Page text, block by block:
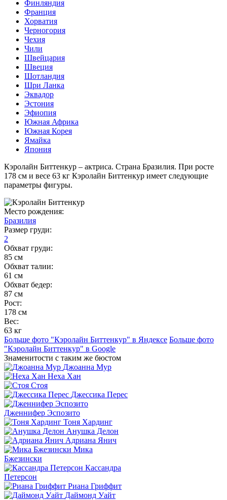
Финляндия
Франция
Хорватия
Черногория
Чехия
Чили
Швейцария
Швеция
Шотландия
Шри Ланка
Эквадор
Эстония
Эфиопия
Южная Африка
Южная Корея
Ямайка
Япония
Кэролайн Биттенкур – актриса. Страна Бразилия. При росте
178 см и весе 63 кг Кэролайн Биттенкур имеет следующие
параметры фигуры.
Место рождения:
Бразилия
Размер груди:
2
Обхват груди:
85 см
Обхват талии:
61 см
Обхват бедер:
87 см
Рост:
178 см
Вес:
63 кг
Больше фото "Кэролайн Биттенкур" в Яндексе Больше фото
"Кэролайн Биттенкур" в Google
Знаменитости с таким же бюстом
Джоанна Мур
Неха Хан
Стоя
Джессика Перес
Дженнифер Эспозито
Тоня Хардинг
Анушка Делон
Адриана Янич
Мика
Бжезински
Кассандра
Петерсон
Риана Гриффит
Даймонд Уайт